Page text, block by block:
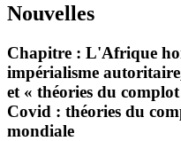
Nouvelles
Chapitre : L'Afrique
impérialisme
et « théories du
Covid : théories du
mondiale